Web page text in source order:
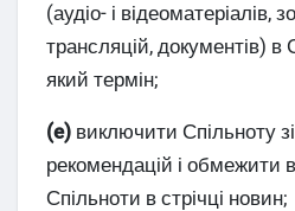
(аудіо- і відеоматеріалів,
трансляцій, документів) в
який термін;
(е) виключити Спільноту
рекомендацій і обмежити
Спільноти в стрічці новин;